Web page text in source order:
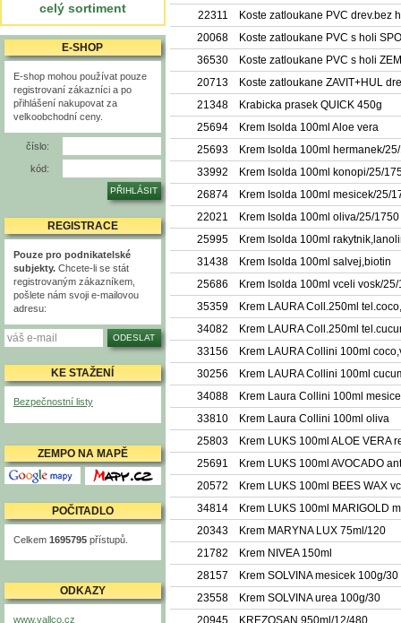
22311
Koste zatloukane PVC drev.bez
20068
Koste zatloukane PVC s holi
36530
Koste zatloukane PVC s holi
20713
Koste zatloukane ZAVIT+HUL
21348
Krabicka prasek QUICK 450g
25694
Krem Isolda 100ml Aloe vera
25693
Krem Isolda 100ml hermanek/
33992
Krem Isolda 100ml konopi/25/
26874
Krem Isolda 100ml mesicek/25/
22021
Krem Isolda 100ml oliva/25/1750
25995
Krem Isolda 100ml
31438
Krem Isolda 100ml salvej,biotin
25686
Krem Isolda 100ml vceli vosk/
35359
Krem LAURA Coll.250ml
34082
Krem LAURA Coll.250ml
33156
Krem LAURA Collini 100ml
30256
Krem LAURA Collini 100ml
34088
Krem Laura Collini 100ml
33810
Krem Laura Collini 100ml oliva
25803
Krem LUKS 100ml ALOE VERA
25691
Krem LUKS 100ml AVOCADO
20572
Krem LUKS 100ml BEES WAX
34814
Krem LUKS 100ml MARIGOLD
20343
Krem MARYNA LUX 75ml/120
21782
Krem NIVEA 150ml
28157
Krem SOLVINA mesicek 100g/30
23558
Krem SOLVINA urea 100g/30
20945
KREZOSAN 950ml/12/480
celý sortiment
E-SHOP
E-shop mohou používat pouze
registrovaní zákazníci a po
přihlášení nakupovat za
velkoobchodní ceny.
číslo:
kód:
REGISTRACE
Pouze pro podnikatelské
subjekty. Chcete-li se stát
registrovaným zákazníkem,
pošlete nám svoji e-mailovou
adresu:
KE STAŽENÍ
Bezpečnostní listy
ZEMPO NA MAPĚ
Mapy Google Mapy.cz
POČITADLO
Celkem 1695795 přístupů.
ODKAZY
www.vallco.cz